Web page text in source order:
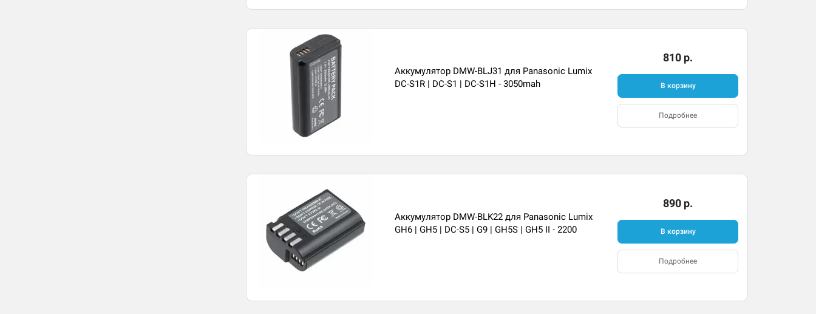
Аккумулятор DMW-BLJ31 для Panasonic Lumix
DC-S1R | DC-S1 | DC-S1H - 3050mah
810 р.
В корзину
Подробнее
Аккумулятор DMW-BLK22 для Panasonic Lumix
GH6 | GH5 | DC-S5 | G9 | GH5S | GH5 II - 2200
890 р.
В корзину
Подробнее